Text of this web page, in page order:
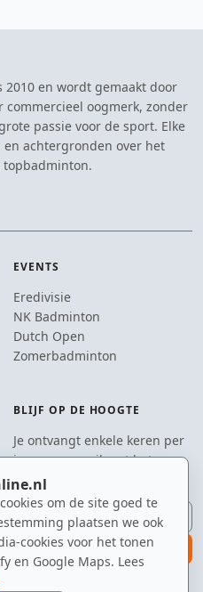
om de site goed te
plaatsen we ook
cookies voor het tonen
en Google Maps. Lees
en wordt gemaakt door
oogmerk, zonder
passie voor de sport. Elke
achtergronden over het
EVENTS
Eredivisie
NK Badminton
Dutch Open
Zomerbadminton
BLIJF OP DE HOOGTE
Je ontvangt enkele keren per
jaar een e-mail met het
laatste badmintonnieuws.
E-mailadres
aanmelden